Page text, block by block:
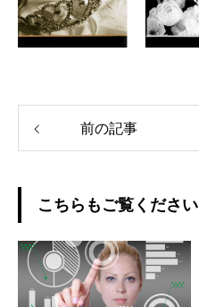
前の記事
こちらもご覧ください